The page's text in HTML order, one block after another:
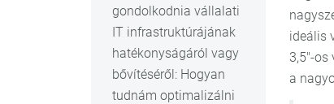
ideális
3,5"-os
a
gondolkodnia vállalati
IT infrastruktúrájának
hatékonyságáról vagy
bővítéséről: Hogyan
tudnám optimalizálni